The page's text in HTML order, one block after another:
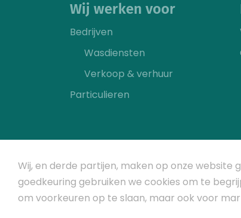
Wij werken voor
Bedrijven
Wasdiensten
Verkoop & verhuur
Particulieren
Wij, en derde partijen, maken op onze website
goedkeuring gebruiken we cookies om te
om voorkeuren op te slaan, maar ook voor